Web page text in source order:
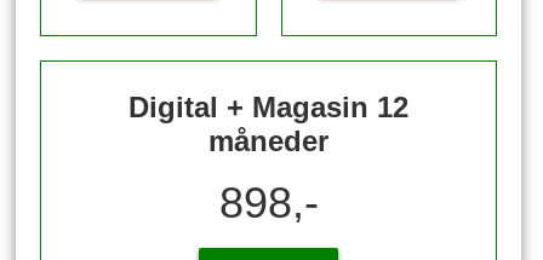
Digital + Magasin 12
måneder
898,-